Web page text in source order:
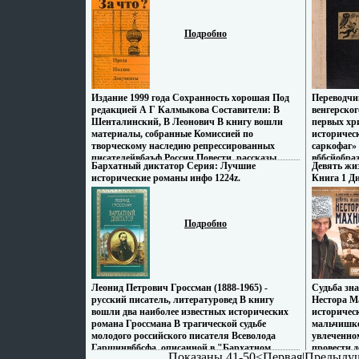
которые будут проданы в султанский гарем,
либо стать любовницей Тристана Автор Робин
Ли Хэтчер Robin Lee Hatcher.
ISBN 5-7082-0061-8 Тираж: 3000 экз Формат:
84x108/32 (~130х205 мм) инфо 13404y.
Подробно
Издание 1999 года Сохранность хорошая Под
редакцией А Г Калмыкова Составители: В
Шенталинский, В Леонович В книгу вошли
материалы, собранные Комиссией по
творческому наследию репрессированных
писателейвбаъф России Повести, рассказы,
стихи, воспоминания, письма, документы,
спасённые от забвения, создают впечатляющую
картину преступлений тоталитарного режима,
взывают к исторической справедливости,
напоминают о том, что права человека в нашей
стране не защищены и сегодня вмывоСодержит
иллюстрации.
Бархатный диктатор Серия: Лучшие
исторические романы инфо 1224z.
Подробно
Леонид Петрович Гроссман (1888-1965) -
русский писатель, литературовед В книгу
вошли два наиболее известных исторических
романа Гроссмана В трагической судьбе
молодого российского писателя Всеволода
Гаршинвббсфа, описанной в "Бархатном
века в
где в 338
Спарту
для
где
сферы
общины
поздней
связанных
полиса,
внимание
Ликурга,
всем
Автор
первых
демократ,
гонениям
искал
его
Mora
Девять
Книга 1
читаем
Судьба
Нестора
провести